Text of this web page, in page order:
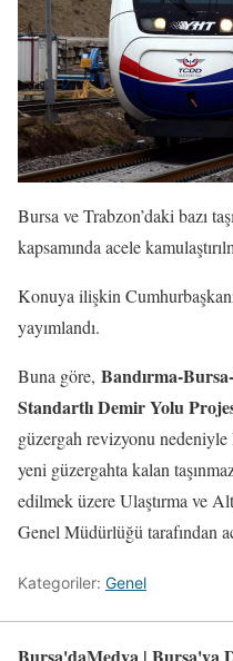
Bursa ve Trabzon’daki bazı
kapsamında acele
Konuya ilişkin
yayımlandı.
Buna göre, Bandırma-
Standartlı Demir Yolu
güzergah revizyonu nedeniyle
yeni güzergahta kalan
edilmek üzere Ulaştırma ve
Genel Müdürlüğü tarafından
Kategoriler: Genel